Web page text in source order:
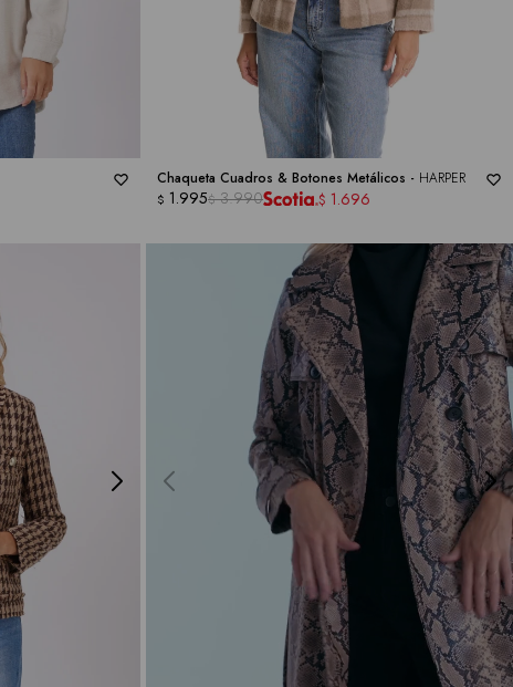
Chaqueta Cuadros & Botones Metálicos - HARPER
$ 1.995$ 3.990 $ 1.696